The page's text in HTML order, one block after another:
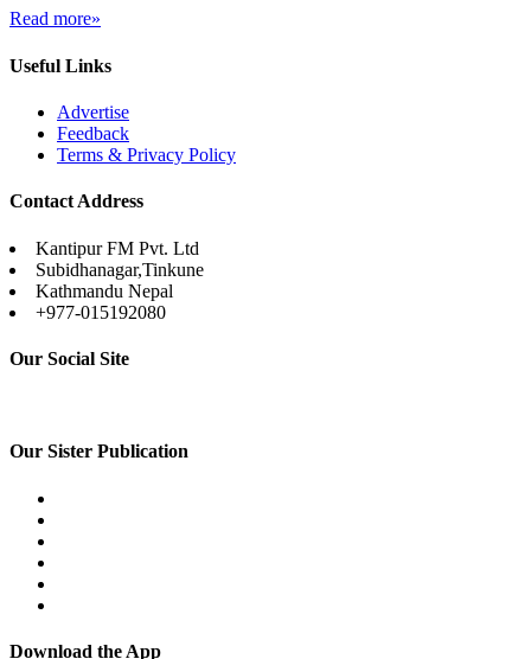
Read more»
Useful Links
Advertise
Feedback
Terms & Privacy Policy
Contact Address
Kantipur FM Pvt. Ltd
Subidhanagar,Tinkune
Kathmandu Nepal
+977-015192080
Our Social Site
Our Sister Publication
Download the App